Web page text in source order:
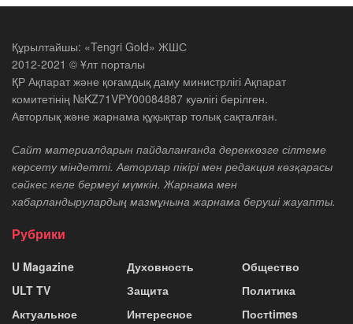
Құрылтайшы: «Tengri Gold» ЖШС
2012-2021 © Ұлт порталы
ҚР Ақпарат және қоғамдық даму министрлігі Ақпарат
комитетінің №KZ71VPY00084887 куәлігі берілген.
Авторлық және жарнама құқықтар толық сақталған.
Сайт материалдарын пайдаланғанда дереккөзге сілтеме
көрсету міндетті. Авторлар пікірі мен редакция көзқарасы
сәйкес келе бермеуі мүмкін. Жарнама мен
хабарландырулардың мазмұнына жарнама беруші жауапты.
Рубрики
U Magazine
ULT TV
Актуальное
Духовность
Защита
Интересное
Общество
Политика
Постtimes